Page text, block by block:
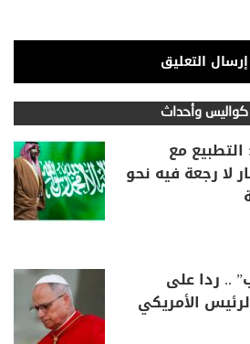
كواليس وأحداث
مصدر سعودي لـCNN: التطبيع مع
لا رجعة فيه نحو
.. ردا على
الأمريكي